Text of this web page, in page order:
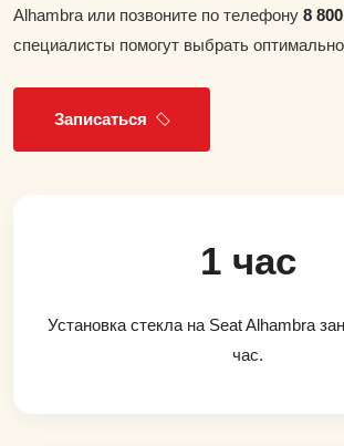
Alhambra или позвоните по телефону 8
специалисты помогут выбрать
Записаться
1 час
Установка стекла на Seat Alhambra
час.